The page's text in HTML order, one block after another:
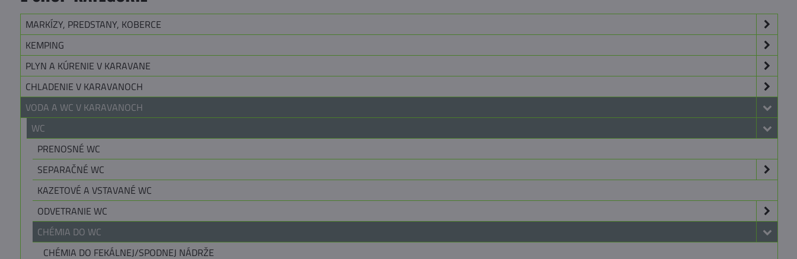
MARKÍZY, PREDSTANY, KOBERCE
KEMPING
PLYN A KÚRENIE V KARAVANE
CHLADENIE V KARAVANOCH
VODA A WC V KARAVANOCH
WC
PRENOSNÉ WC
SEPARAČNÉ WC
KAZETOVÉ A VSTAVANÉ WC
ODVETRANIE WC
CHÉMIA DO WC
CHÉMIA DO FEKÁLNEJ/SPODNEJ NÁDRŽE